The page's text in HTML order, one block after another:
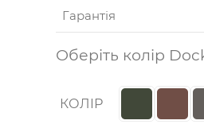
Гарантія
Оберіть колір
КОЛІР